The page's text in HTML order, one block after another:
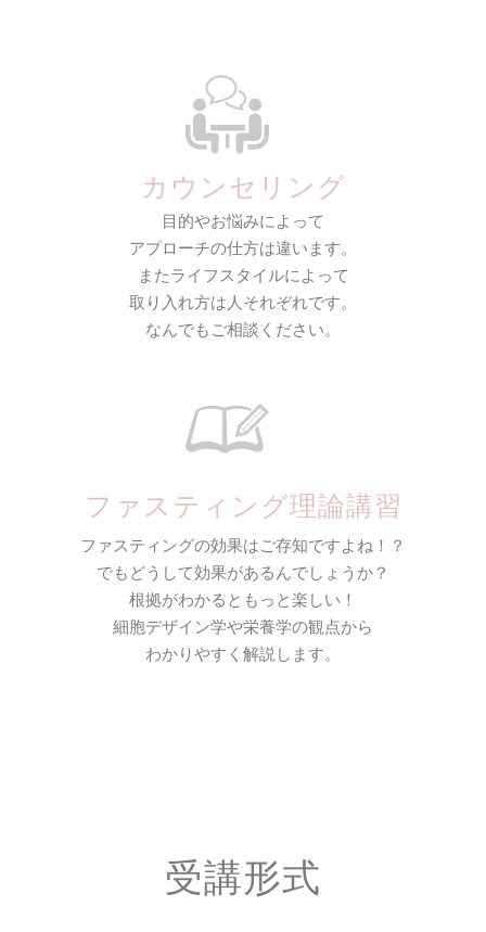
カウンセリング
目的やお悩みによって
アプローチの仕方は違います。
またライフスタイルによって
取り入れ方は人それぞれです。
なんでもご相談ください。
ファスティング理論講習
ファスティングの効果はご存知ですよね！？
でもどうして効果があるんでしょうか？
根拠がわかるともっと楽しい！
細胞デザイン学や栄養学の観点から
わかりやすく解説します。
受講形式